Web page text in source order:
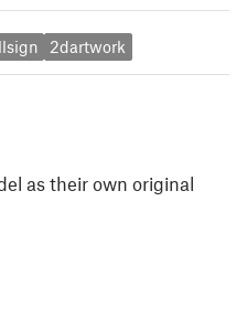
2dartwork
as their own original